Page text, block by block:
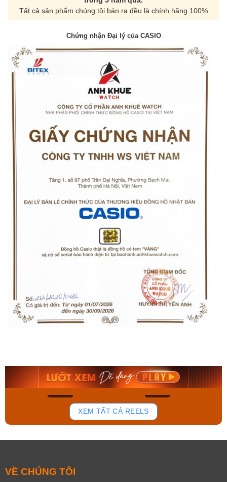
Tất cả sản phẩm chúng tôi bán ra đều là chính hãng 100%
Chứng nhận Đại lý của CASIO
158
Mua ngay Mua ngay
XEM TẤT CẢ REELS
VỀ CHÚNG TÔI